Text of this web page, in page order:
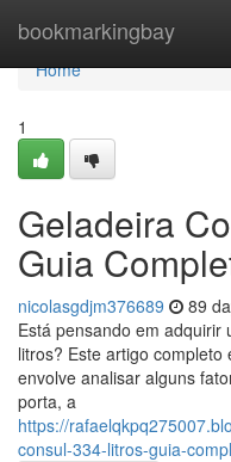
bookmarkingbay
Home
Home
1
Geladeira
Guia
nicolasgdjm376689 89
Está pensando em
litros? Este artigo
envolve analisar alguns
porta, a
https://
consul-334-litros-guia-